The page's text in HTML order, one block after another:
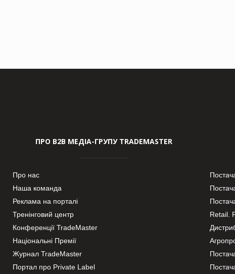
ПРО В2В МЕДІА-ГРУПУ TRADEMASTER
Про нас
Наша команда
Реклама на порталі
Тренінговий центр
Конференції TradeMaster
Національні Премії
Журнал TradeMaster
Портал про Private Label
Retail.